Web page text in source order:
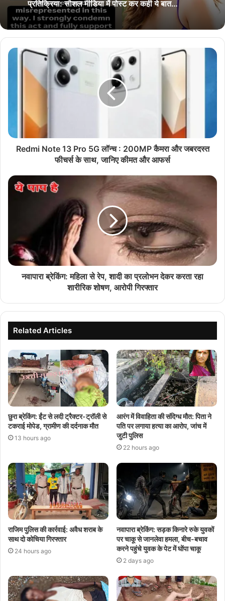
महतारी वंदन योजना के फर्जीवाड़ा पर सनी लियोनी की आई
प्रतिक्रिया: सोशल मीडिया में पोस्ट कर कही ये बात…
पंजीयन
Redmi Note 13 Pro 5G लॉन्च : 200MP कैमरा और जबरदस्त
फीचर्स के साथ, जानिए कीमत और आफर्स
नवापारा ब्रेकिंग: महिला से रेप, शादी का प्रलोभन देकर करता रहा
शारीरिक शोषण, आरोपी गिरफ्तार
Related Articles
छुरा ब्रेकिंग: ईंट से लदी ट्रैक्टर-ट्रॉली से
टकराई मोपेड, ग्रामीण की दर्दनाक मौत
13 hours ago
आरंग में विवाहिता की संदिग्ध मौत: पिता ने
पति पर लगाया हत्या का आरोप, जांच में
जुटी पुलिस
22 hours ago
राजिम पुलिस की कार्रवाई: अवैध शराब के
साथ दो कोचिया गिरफ्तार
24 hours ago
नवापारा ब्रेकिंग: सड़क किनारे रुके युवकों
पर चाकू से जानलेवा हमला, बीच-बचाव
करने पहुंचे युवक के पेट में घोंपा चाकू
2 days ago